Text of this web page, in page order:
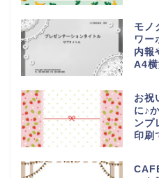
モノ
ワー
内報
A4
お祝
に♪
ンプ
印刷